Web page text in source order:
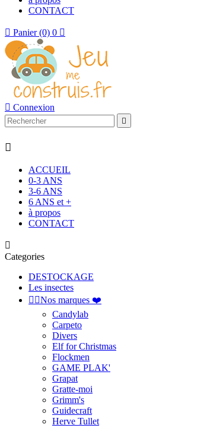
CONTACT
 Panier (0) 0 
 Connexion


ACCUEIL
0-3 ANS
3-6 ANS
6 ANS et +
à propos
CONTACT

Categories
DESTOCKAGE
Les insectes
 Nos marques ❤️
Candylab
Carpeto
Divers
Elf for Christmas
Flockmen
GAME PLAK'
Grapat
Gratte-moi
Grimm's
Guidecraft
Herve Tullet